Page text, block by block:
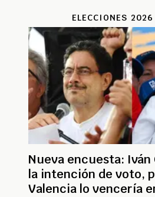
ELECCIONES 2026
Nueva encuesta: Iván
la intención de voto,
Valencia lo vencería